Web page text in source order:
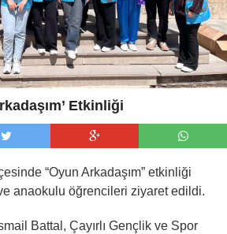
Etkinliği
“Oyun Arkadaşım” etkinliği
anaokulu öğrencileri ziyaret edildi.
Battal, Çayırlı Gençlik ve Spor